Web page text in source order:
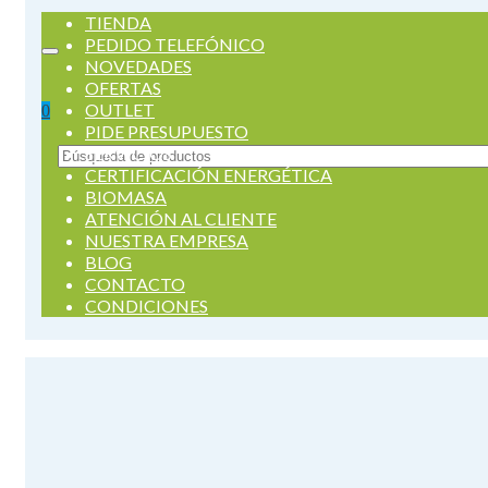
0
Buscar
por:
TIENDA
PEDIDO TELEFÓNICO
NOVEDADES
OFERTAS
OUTLET
PIDE PRESUPUESTO
SERVICIOS
CERTIFICACIÓN ENERGÉTICA
BIOMASA
ATENCIÓN AL CLIENTE
NUESTRA EMPRESA
BLOG
CONTACTO
CONDICIONES